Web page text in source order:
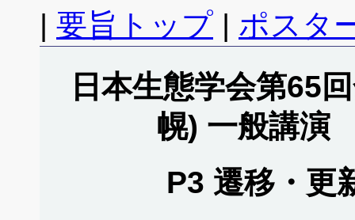
| 要旨トップ | ポスタ
日本生態学会第65
幌) 一般講演
P3 遷移・更